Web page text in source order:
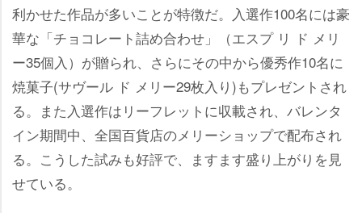
利かせた作品が多いことが特徴だ。入選作100名には豪
華な「チョコレート詰め合わせ」（エスプ リ ド メリ
ー35個入）が贈られ、さらにその中から優秀作10名に
焼菓子(サヴール ド メリー29枚入り)もプレゼントされ
る。また入選作はリーフレットに収載され、バレンタ
イン期間中、全国百貨店のメリーショップで配布され
る。こうした試みも好評で、ますます盛り上がりを見
せている。